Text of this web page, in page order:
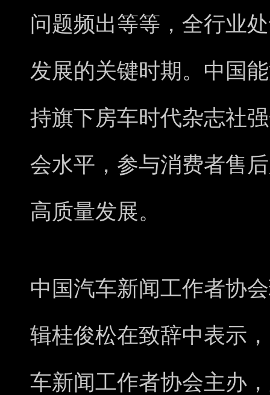
问题频出等等，全行业
发展的关键时期。中国
持旗下房车时代杂志社
会水平，参与消费者售
高质量发展。
中国汽车新闻工作者协
辑桂俊松在致辞中表示
车新闻工作者协会主办